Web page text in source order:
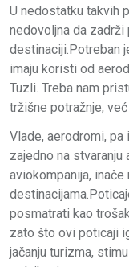
U nedostatku takvih
nedovoljna da
destinaciji.Potreban
imaju koristi od
Tuzli. Treba nam
tržišne potražnje,
Vlade, aerodromi,
zajedno na
aviokompanija,
posmatrati kao
zato što ovi poticaji
jačanju turizma,